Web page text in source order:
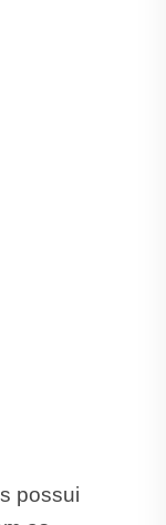
possui